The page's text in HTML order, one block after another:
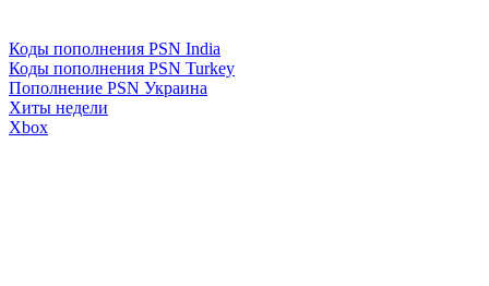
Коды пополнения PSN India
Коды пополнения PSN Turkey
Пополнение PSN Украина
Хиты недели
Xbox